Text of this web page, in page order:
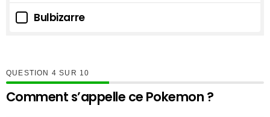
Bulbizarre
QUESTION SUR 10
Comment s’appelle ce Pokemon ?